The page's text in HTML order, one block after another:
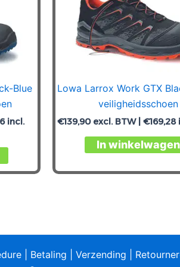
Blue
incl.
Dit
product
kan
Lowa Larrox Work GTX
veiligheidsschoen
€139,90excl. BTW |€169,28
In winkelwagen
Betaling Verzending